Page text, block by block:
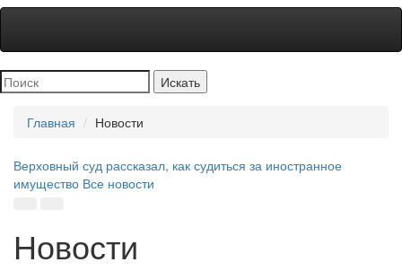
Главная Новости
Верховный суд рассказал, как судиться за иностранное
имущество Все новости
Новости